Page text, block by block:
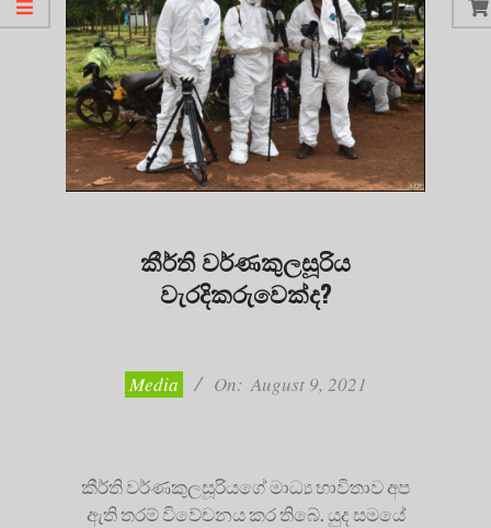
කීර්ති වර්ණකුලසූරිය
වැරදිකරුවෙක්ද?
Media On: August 9, 2021
කීර්ති වර්ණකුලසූරියගේ මාධ්‍ය භාවිතාව අප
ඇති තරම් විවේචනය කර තිබේ. යුද සමයේ